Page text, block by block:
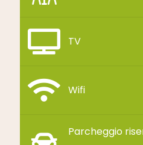
TV
Wifi
Parcheggio